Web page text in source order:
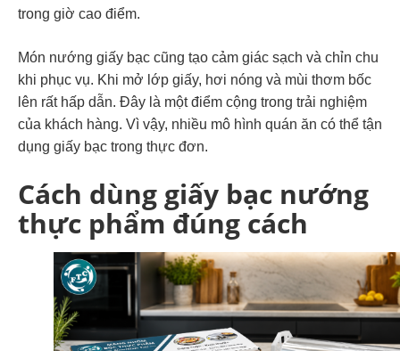
trong giờ cao điểm.
Món nướng giấy bạc cũng tạo cảm giác sạch và chỉn chu
khi phục vụ. Khi mở lớp giấy, hơi nóng và mùi thơm bốc
lên rất hấp dẫn. Đây là một điểm cộng trong trải nghiệm
của khách hàng. Vì vậy, nhiều mô hình quán ăn có thể tận
dụng giấy bạc trong thực đơn.
Cách dùng giấy bạc nướng
thực phẩm đúng cách